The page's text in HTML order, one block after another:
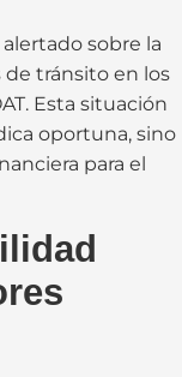
sobre la
tránsito en los
Esta situación
oportuna, sino
para el